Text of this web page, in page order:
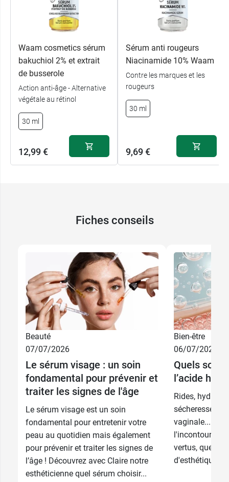
glycérinecomplète la formule. Elle agit
comme humectant et émollient, ce qui signifie
maintenir une bonne hydratation.
Caractéristiques :
99 % d’ingrédients d’origine naturelle.
Convient à tous les types de peaux.
Utilisable dès 12 ans.
Flacon en verre avec pipette.
imperfections, il existe par exemple le
Conditionnement :flacon de 30 ml.
Waam cosmetics sérum
bakuchiol 2% et extrait
de busserole
Action anti-âge - Alternative
végétale au rétinol
30 ml
12,99 €
Sérum anti rougeurs
Niacinamide 10% Waam
Contre les marques et les
rougeurs
30 ml
9,69 €
Fiches conseils
Beauté
07/07/2026
Le sérum visage : un soin
fondamental pour prévenir et
traiter les signes de l'âge
Le sérum visage est un soin
fondamental pour entretenir votre
peau au quotidien mais également
pour prévenir et traiter les signes de
l’âge ! Découvrez avec Claire notre
esthéticienne quel sérum choisir...
Bien-être
06/07/2026
Quels sont
l’acide
Rides,
sécheresse
vaginale...
vertus, que
d'esthétique